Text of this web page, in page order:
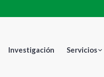
Investigación Servicios